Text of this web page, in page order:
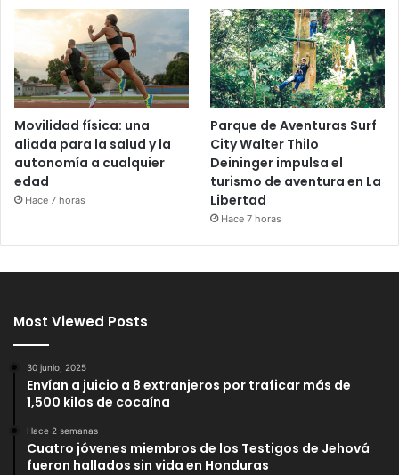
Movilidad física: una
aliada para la salud y la
autonomía a cualquier
edad
Hace 7 horas
Parque de Aventuras Surf
City Walter Thilo
Deininger impulsa el
turismo de aventura en La
Libertad
Hace 7 horas
Most Viewed Posts
30 junio, 2025
Envían a juicio a 8 extranjeros por traficar más de
1,500 kilos de cocaína
Hace 2 semanas
Cuatro jóvenes miembros de los Testigos de Jehová
fueron hallados sin vida en Honduras